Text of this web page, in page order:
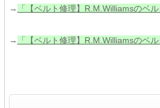
→ 「【ベルト修理】R.M.Williamsのベ
→ 「【ベルト修理】R.M.Williamsのベ